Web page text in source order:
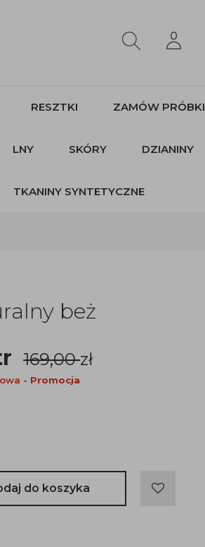
RESZTKI ZAMÓW PRÓBKI
LNY SKÓRY DZIANINY
TKANINY SYNTETYCZNE
beż
169,00zł
- Promocja
do koszyka